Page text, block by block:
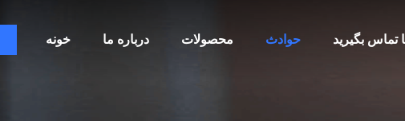
خونه درباره ما محصولات حوادث تماس بگیرید